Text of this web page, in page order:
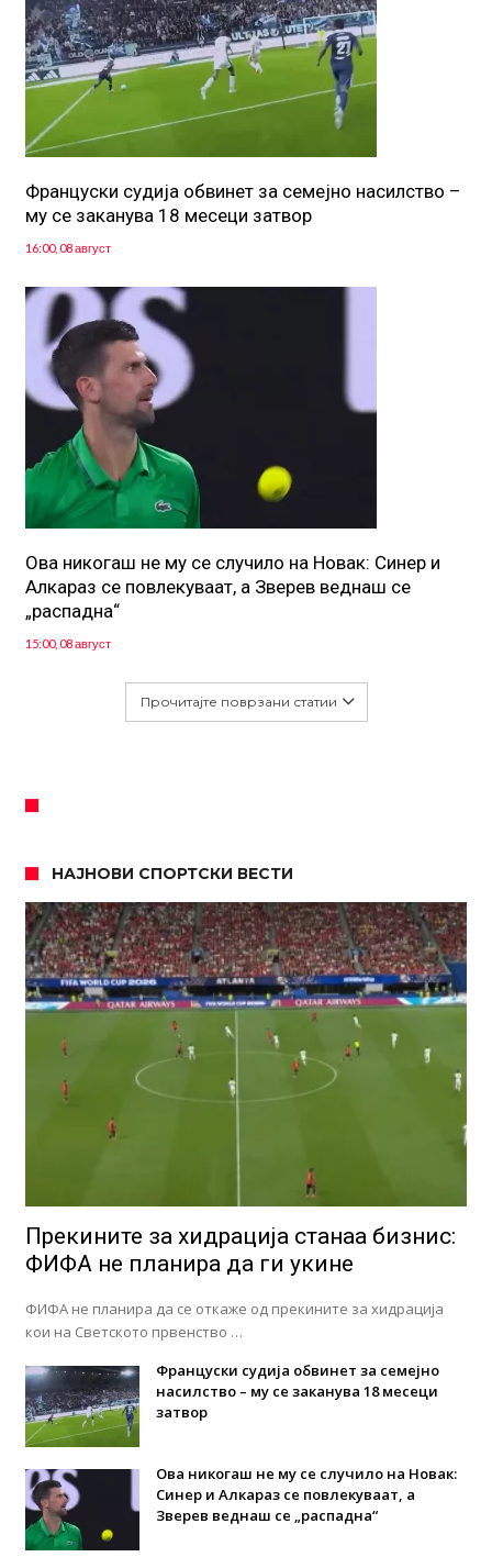
Француски судија обвинет за семејно насилство –
му се заканува 18 месеци затвор
16:00, 08 август
Ова никогаш не му се случило на Новак: Синер и
Алкараз се повлекуваат, а Зверев веднаш се
„распадна“
15:00, 08 август
Прочитајте поврзани статии
НАЈНОВИ СПОРТСКИ ВЕСТИ
Прекините за хидрација станаа бизнис:
ФИФА не планира да ги укине
ФИФА не планира да се откаже од прекините за хидрација
кои на Светското првенство …
Француски судија обвинет за семејно
насилство – му се заканува 18 месеци
затвор
Ова никогаш не му се случило на Новак:
Синер и Алкараз се повлекуваат, а
Зверев веднаш се „распадна“